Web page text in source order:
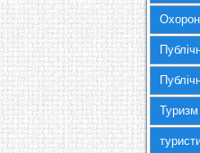
Туризм